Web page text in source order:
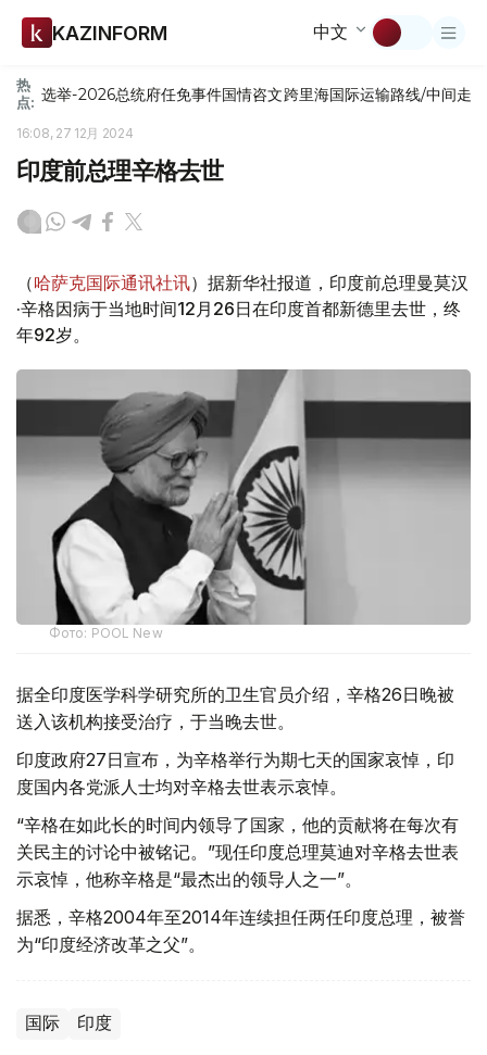
KAZINFORM 中文
热
点: 选举-2026总统府任免事件国情咨文跨里海国际运输路线/中间走廊
16:08, 27 12月 2024
印度前总理辛格去世
（哈萨克国际通讯社讯）据新华社报道，印度前总理曼莫汉
·辛格因病于当地时间12月26日在印度首都新德里去世，终
年92岁。
Фото: POOL New
据全印度医学科学研究所的卫生官员介绍，辛格26日晚被
送入该机构接受治疗，于当晚去世。
印度政府27日宣布，为辛格举行为期七天的国家哀悼，印
度国内各党派人士均对辛格去世表示哀悼。
“辛格在如此长的时间内领导了国家，他的贡献将在每次有
关民主的讨论中被铭记。”现任印度总理莫迪对辛格去世表
示哀悼，他称辛格是“最杰出的领导人之一”。
据悉，辛格2004年至2014年连续担任两任印度总理，被誉
为“印度经济改革之父”。
国际 印度